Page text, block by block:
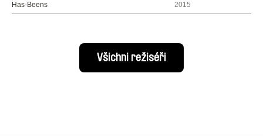
Has-Beens 2015
Všichni režiséři